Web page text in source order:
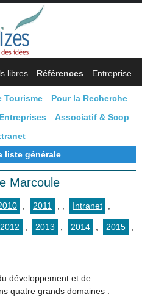
libres Références Entreprise
Tourisme
Pour la Recherche
Associatif & Scop
liste générale
Marcoule
2011 Intranet
2012 2013 2014 2015
développement et de
quatre grands domaines :